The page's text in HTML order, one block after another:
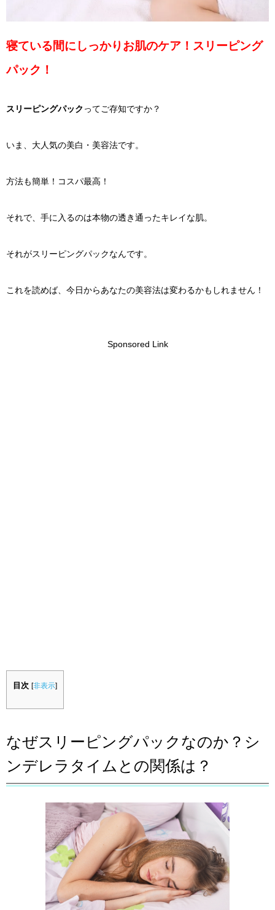
寝ている間にしっかりお肌のケア！スリーピング
パック！
スリーピングパック ってご存知ですか？
いま、大人気の美白・美容法です。
方法も簡単！コスパ最高！
それで、手に入るのは本物の透き通ったキレイな肌。
それがスリーピングパックなんです。
これを読めば、今日からあなたの美容法は変わるかもしれません！
Sponsored Link
目次 [非表示]
なぜスリーピングパックなのか？シ
ンデレラタイムとの関係は？